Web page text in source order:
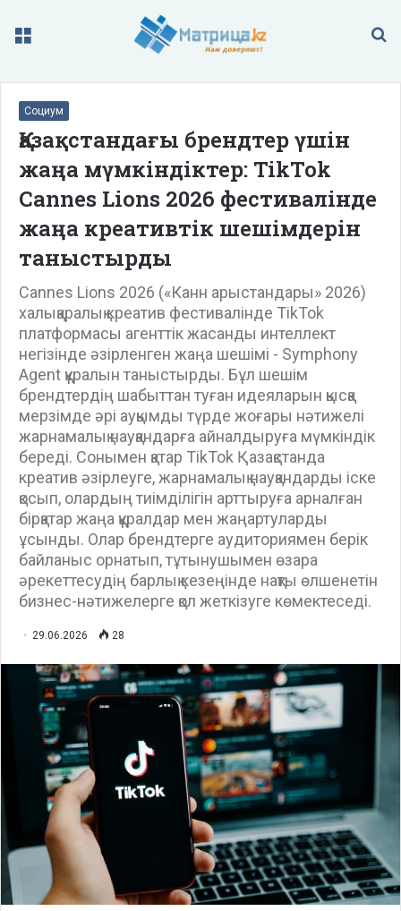
Меню
Социум
Қазақстандағы брендтер үшін
жаңа мүмкіндіктер: TikTok
Cannes Lions 2026 фестивалінде
жаңа креативтік шешімдерін
таныстырды
Cannes Lions 2026 («Канн арыстандары» 2026)
халықаралық креатив фестивалінде TikTok
платформасы агенттік жасанды интеллект
негізінде әзірленген жаңа шешімі - Symphony
Agent құралын таныстырды. Бұл шешім
брендтердің шабыттан туған идеяларын қысқа
мерзімде әрі ауқымды түрде жоғары нәтижелі
жарнамалық науқандарға айналдыруға мүмкіндік
береді. Сонымен қатар TikTok Қазақстанда
креатив әзірлеуге, жарнамалық науқандарды іске
қосып, олардың тиімділігін арттыруға арналған
бірқатар жаңа құралдар мен жаңартуларды
ұсынды. Олар брендтерге аудиториямен берік
байланыс орнатып, тұтынушымен өзара
әрекеттесудің барлық кезеңінде нақты өлшенетін
бизнес-нәтижелерге қол жеткізуге көмектеседі.
29.06.2026 28